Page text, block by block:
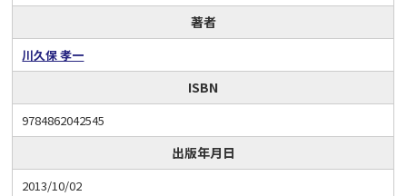
著者
川久保 孝一
ISBN
9784862042545
出版年月日
2013/10/02